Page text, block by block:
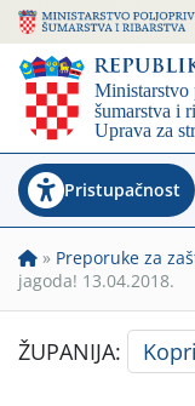
Pristupačnost
» Preporuke za
jagoda! 13.04.2018.
ŽUPANIJA: